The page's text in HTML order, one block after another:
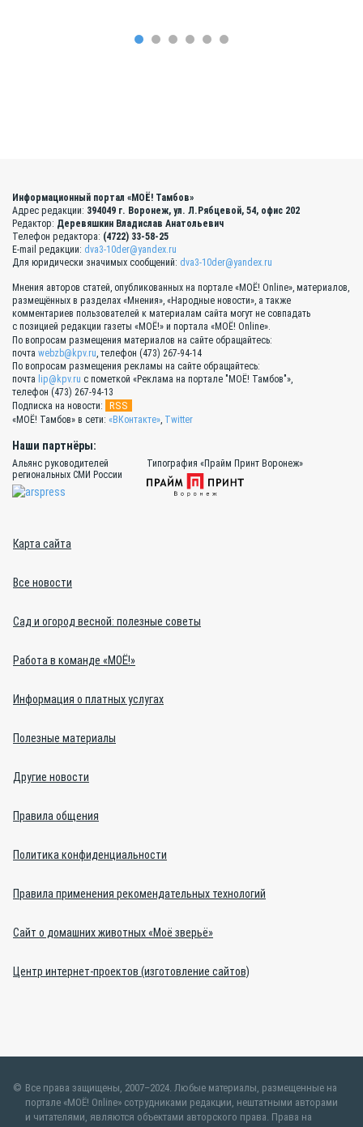
Информационный портал «МОЁ! Тамбов»
Адрес редакции: 394049 г. Воронеж, ул. Л.Рябцевой, 54, офис 202
Редактор: Деревяшкин Владислав Анатольевич
Телефон редактора: (4722) 33-58-25
E-mail редакции: dva3-10der@yandex.ru
Для юридически значимых сообщений: dva3-10der@yandex.ru
Мнения авторов статей, опубликованных на портале «МОЁ! Online», материалов,
размещённых в разделах «Мнения», «Народные новости», а также
комментариев пользователей к материалам сайта могут не совпадать
с позицией редакции газеты «МОЁ!» и портала «МОЁ! Online».
По вопросам размещения материалов на сайте обращайтесь:
почта webzb@kpv.ru, телефон (473) 267-94-14
По вопросам размещения рекламы на сайте обращайтесь:
почта lip@kpv.ru с пометкой «Реклама на портале "МОЁ! Тамбов"»,
телефон (473) 267-94-13
Подписка на новости:
RSS
«МОЁ! Тамбов» в сети: «ВКонтакте», Twitter
Наши партнёры:
Альянс руководителей
региональных СМИ России
Типография «Прайм Принт Воронеж»
Карта сайта
Все новости
Сад и огород весной: полезные советы
Работа в команде «МОЁ!»
Информация о платных услугах
Полезные материалы
Другие новости
Правила общения
Политика конфиденциальности
Правила применения рекомендательных технологий
Сайт о домашних животных «Моё зверьё»
Центр интернет-проектов (изготовление сайтов)
Все права защищены, 2007–2024. Любые материалы, размещенные на
портале «МОЁ! Online» сотрудниками редакции, нештатными авторами
и читателями, являются объектами авторского права. Права на